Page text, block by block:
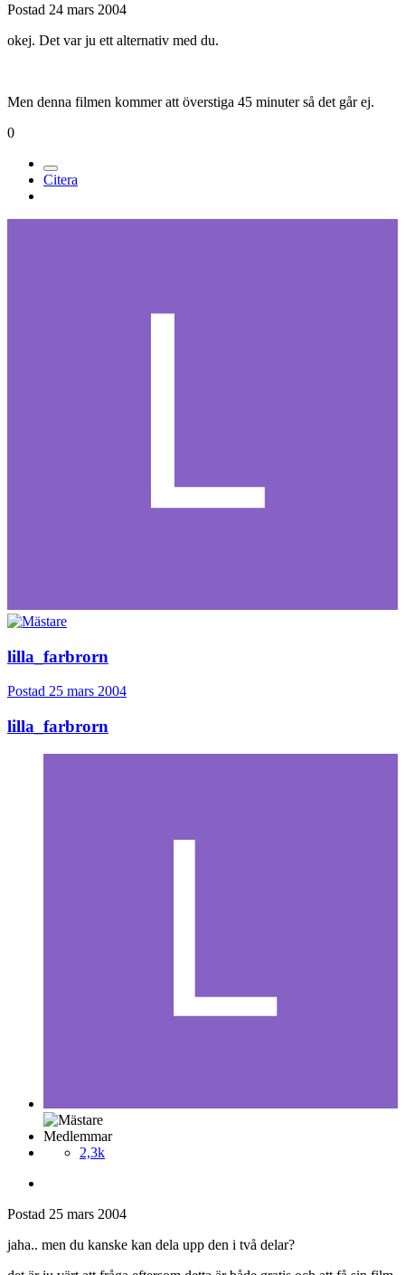
Postad 24 mars 2004
okej. Det var ju ett alternativ med du.
Men denna filmen kommer att överstiga 45 minuter så det går ej.
0
Citera
lilla_farbrorn
Postad 25 mars 2004
lilla_farbrorn
Medlemmar
2,3k
Postad 25 mars 2004
jaha.. men du kanske kan dela upp den i två delar?